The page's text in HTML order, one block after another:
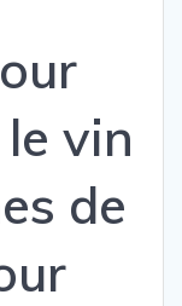
vin
de